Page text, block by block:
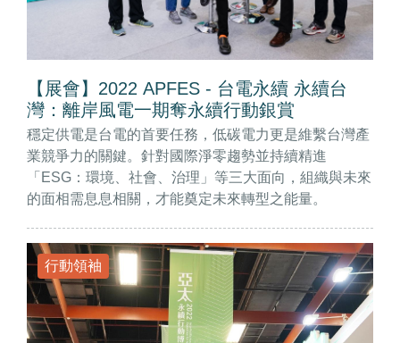
【展會】2022 APFES - 台電永續 永續台
灣：離岸風電一期奪永續行動銀賞
穩定供電是台電的首要任務，低碳電力更是維繫台灣產
業競爭力的關鍵。針對國際淨零趨勢並持續精進
「ESG：環境、社會、治理」等三大面向，組織與未來
的面相需息息相關，才能奠定未來轉型之能量。
行動領袖